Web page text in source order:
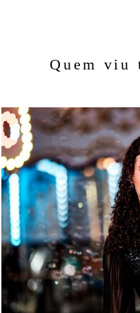
Quem viu